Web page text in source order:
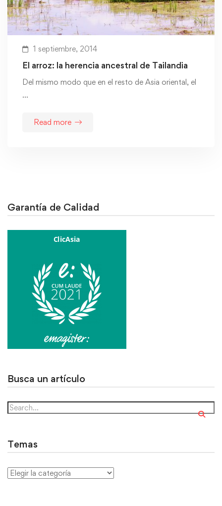
1 septiembre, 2014
El arroz: la herencia ancestral de Tailandia
Del mismo modo que en el resto de Asia oriental, el
…
Read more
Garantía de Calidad
Busca un artículo
Temas